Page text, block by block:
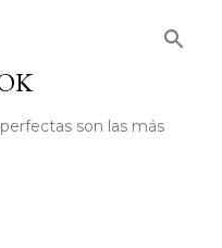
son las más